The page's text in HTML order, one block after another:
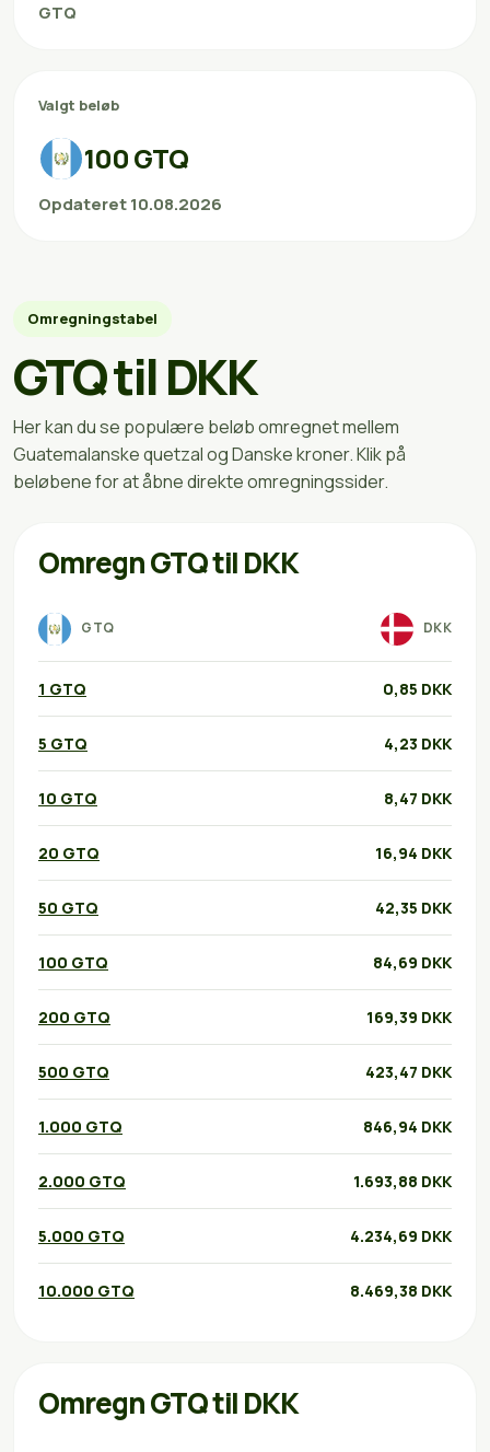
GTQ
Valgt beløb
100 GTQ
Opdateret 10.08.2026
Omregningstabel
GTQ til DKK
Her kan du se populære beløb omregnet mellem
Guatemalanske quetzal og Danske kroner. Klik på
beløbene for at åbne direkte omregningssider.
Omregn GTQ til DKK
GTQ DKK
1 GTQ 0,85 DKK
5 GTQ 4,23 DKK
10 GTQ 8,47 DKK
20 GTQ 16,94 DKK
50 GTQ 42,35 DKK
100 GTQ 84,69 DKK
200 GTQ 169,39 DKK
500 GTQ 423,47 DKK
1.000 GTQ 846,94 DKK
2.000 GTQ 1.693,88 DKK
5.000 GTQ 4.234,69 DKK
10.000 GTQ 8.469,38 DKK
Omregn GTQ til DKK